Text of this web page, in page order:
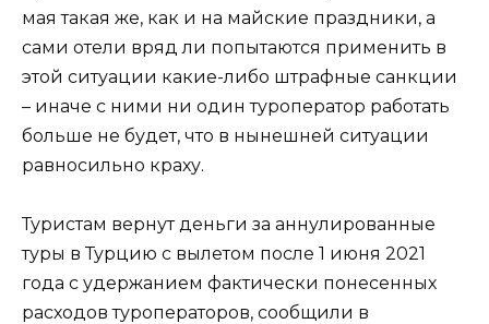
мая такая же, как и на майские праздники, а
сами отели вряд ли попытаются применить в
этой ситуации какие-либо штрафные санкции
– иначе с ними ни один туроператор работать
больше не будет, что в нынешней ситуации
равносильно краху.
Туристам вернут деньги за аннулированные
туры в Турцию с вылетом после 1 июня 2021
года с удержанием фактически понесенных
расходов туроператоров, сообщили в